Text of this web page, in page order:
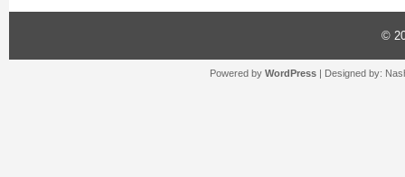
©
Powered by WordPress | Designed by: